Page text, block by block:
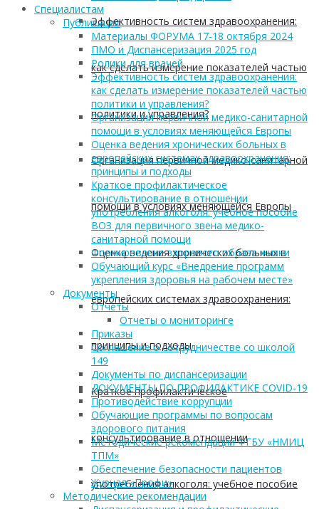
Эффективность систем здравоохранения:
как сделать измерение показателей частью
политики и управления?
Организация первичной медико-санитарной
помощи в условиях меняющейся Европы
Оценка ведения хронических больных в
европейских системах здравоохранения:
принципы и подходы
Краткое профилактическое
консультирование в отношении
употребления алкоголя: учебное пособие
Cпециалистам
Публикации
Материалы ФОРУМА 17-18 октября 2024
ПМО и Диспансеризация 2025 год
Ролики для врачей
Эффективность систем здравоохранения:
как сделать измерение показателей частью
политики и управления?
Организация первичной медико-санитарной
помощи в условиях меняющейся Европы
Оценка ведения хронических больных в
европейских системах здравоохранения:
принципы и подходы
Краткое профилактическое
консультирование в отношении
употребления алкоголя: учебное пособие
ВОЗ для первичного звена медико-
санитарной помощи
Формирование здорового образа жизни
Обучающий курс «Внедрение программ
укрепления здоровья на рабочем месте»
Документы
Отчеты
Отчеты о мониторинге
Приказы
Соглашение о сотрудничестве со школой
149
Документы по диспансеризации
ДОКУМЕНТЫ ПО ПРОФИЛАКТИКЕ COVID-19
Противодействие коррупции
Обучающие программы по вопросам
здорового питания
Методические рекомендации ФГБУ «НМИЦ
ТПМ»
Обеспечение безопасности пациентов
Журнал «Профи»
Методические рекомендации